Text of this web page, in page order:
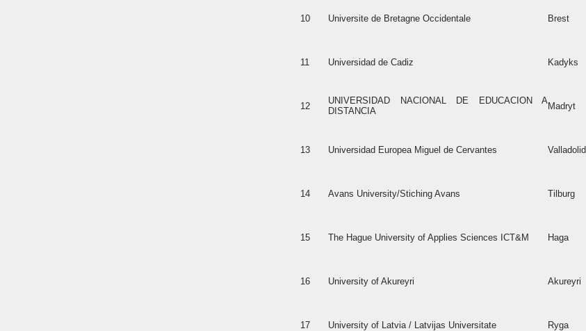
10 Universite de Bretagne Occidentale Brest
11 Universidad de Cadiz Kadyks
12
UNIVERSIDAD NACIONAL DE EDUCACION A
DISTANCIA
Madryt
13 Universidad Europea Miguel de Cervantes Valladolid
14 Avans University/Stiching Avans Tilburg
15 The Hague University of Applies Sciences ICT&M Haga
16 University of Akureyri Akureyri
17 University of Latvia / Latvijas Universitate Ryga